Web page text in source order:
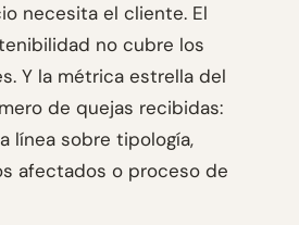
necesita el cliente. El
no cubre los
Y la métrica estrella del
de quejas recibidas:
línea sobre tipología,
afectados o proceso de